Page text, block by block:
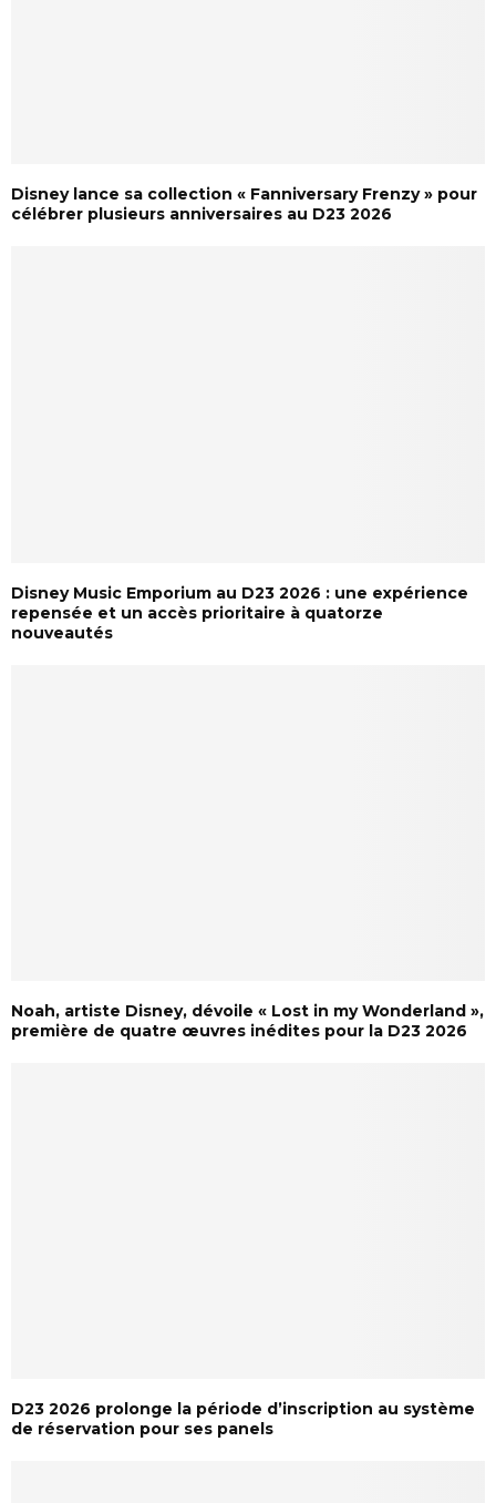
Disney lance sa collection « Fanniversary Frenzy » pour
célébrer plusieurs anniversaires au D23 2026
Disney Music Emporium au D23 2026 : une expérience
repensée et un accès prioritaire à quatorze
nouveautés
Noah, artiste Disney, dévoile « Lost in my Wonderland »,
première de quatre œuvres inédites pour la D23 2026
D23 2026 prolonge la période d’inscription au système
de réservation pour ses panels